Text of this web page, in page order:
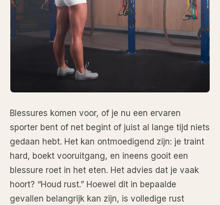
Blessures komen voor, of je nu een ervaren
sporter bent of net begint of juist al lange tijd niets
gedaan hebt. Het kan ontmoedigend zijn: je traint
hard, boekt vooruitgang, en ineens gooit een
blessure roet in het eten. Het advies dat je vaak
hoort? “Houd rust.” Hoewel dit in bepaalde
gevallen belangrijk kan zijn, is volledige rust